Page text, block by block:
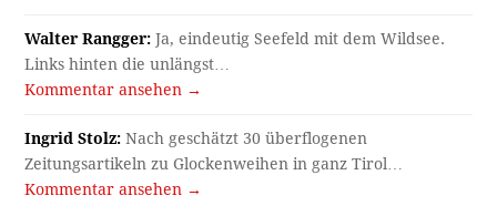
Walter Rangger: Ja, eindeutig Seefeld mit dem Wildsee.
Links hinten die unlängst…
Kommentar ansehen →
Ingrid Stolz: Nach geschätzt 30 überflogenen
Zeitungsartikeln zu Glockenweihen in ganz Tirol…
Kommentar ansehen →